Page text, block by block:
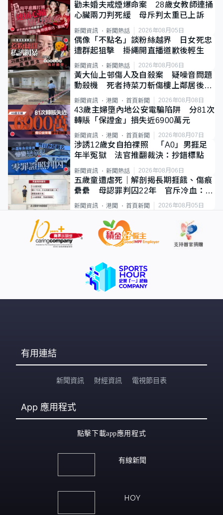
勸未婚夫戒煙爆命案 28歲女教師連捅
心臟兩刀判死緩 母斥判太重已上訴
新聞資訊 新聞熱話 2026年08月05日
偶像「不點名」談粉絲越界 日女死忠
遭群起狙擊 掛繩開直播道歉後輕生
新聞資訊 新聞熱話 2026年08月06日
黃大仙上邨傷人及自殺案 疑噪音問題
動殺機 死者持菜刀斬傷樓上鄰居後墮
斃
新聞資訊 港聞 首頁新聞 2026年08月08日
43歲主婦墮內地公安電騙陷阱 分81次
轉賬「保證金」損失近6900萬元
新聞資訊 港聞 首頁新聞 2026年08月07日
涉誘12歲女自拍祼照 「A0」男捱足
年半冤獄 法官推翻裁決：抄錯標點
新聞資訊 新聞熱話 2026年08月06日
五歲童遭虐死｜解剖揭長期捱餓、傷痕
纍纍 母認罪判囚22年 官斥冷血：同
類案最惡劣
新聞資訊 港聞 首頁新聞 2026年08月05日
有用連結
新聞資訊 財經資訊 電視節目表
App 應用程式
點擊下載app應用程式
有線新聞
HOY